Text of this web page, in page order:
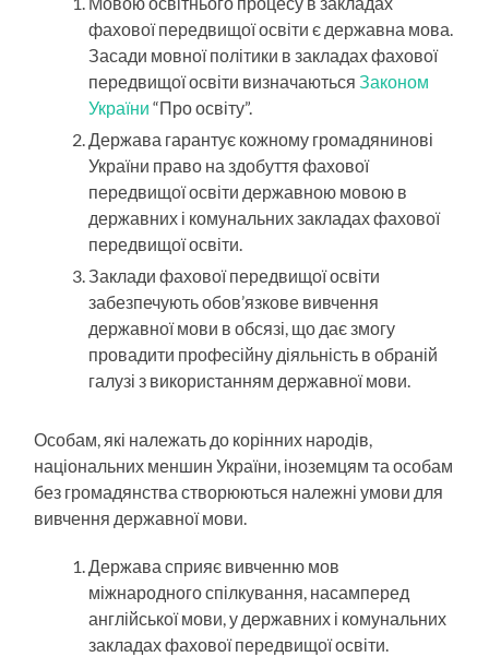
фахової передвищої освіти є державна мова.
Засади мовної політики в закладах фахової
передвищої освіти визначаютьсяЗаконом
України “Про освіту”.
Держава гарантує кожному громадянинові
України право на здобуття фахової
передвищої освіти державною мовою в
державних і комунальних закладах фахової
передвищої освіти.
Заклади фахової передвищої освіти
забезпечують обов’язкове вивчення
державної мови в обсязі, що дає змогу
провадити професійну діяльність в обраній
галузі з використанням державної мови.
Особам, які належать до корінних народів,
національних меншин України, іноземцям та особам
без громадянства створюються належні умови для
вивчення державної мови.
Держава сприяє вивченню мов
міжнародного спілкування, насамперед
англійської мови, у державних і комунальних
закладах фахової передвищої освіти.